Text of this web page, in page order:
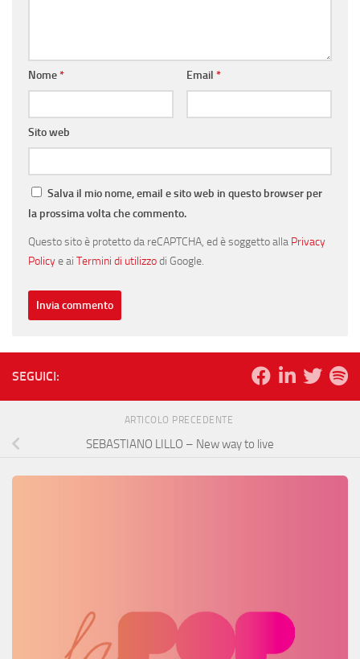
Nome* Email *
Sito web
Salva il mio nome, email e sito web in questo browser per
la prossima volta che commento.
Questo sito è protetto da reCAPTCHA, ed è soggetto alla Privacy
Policye ai Termini di utilizzodi Google.
SEGUICI:
ARTICOLO PRECEDENTE
SEBASTIANO LILLO – New way to live